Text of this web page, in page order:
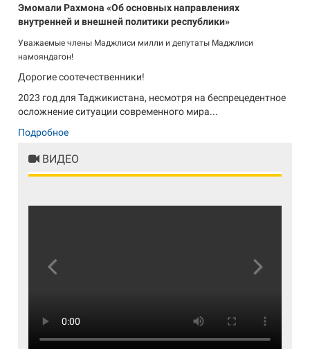
Эмомали Рахмона «Об основных направлениях
внутренней и внешней политики республики»
Уважаемые члены Маджлиси милли и депутаты Маджлиси
намояндагон!
Дорогие соотечественники!
2023 год для Таджикистана, несмотря на беспрецедентное
осложнение ситуации современного мира...
Подробное
ВИДЕО